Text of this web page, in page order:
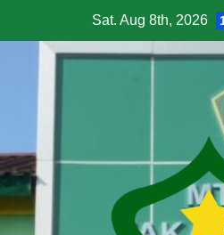
Sat. Aug 8th, 2026